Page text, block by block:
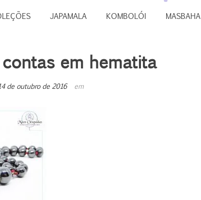
JAPAMALA KOMBOLÓI MASBAHA
em hematita
de outubro de 2016 em